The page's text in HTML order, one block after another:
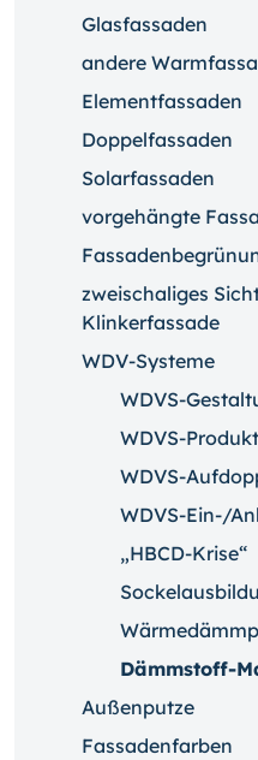
Glasfassaden
andere
Elementfassaden
Doppelfassaden
Solarfassaden
vorgehängte
zweischaliges
Klinkerfassade
WDV-Systeme
WDVS-
WDVS-
WDVS-
WDVS-Ein-/
„HBCD-Krise“
Dämmstoff-
Außenputze
Fassadenfarben